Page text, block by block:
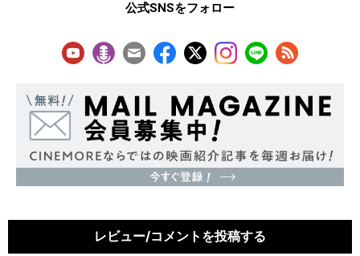
公式SNSをフォロー
レビュー/コメントを投稿する